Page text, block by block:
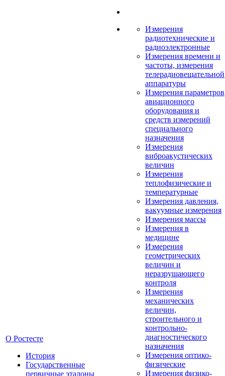
О Ростесте
История
Государственные
первичные эталоны
Измерения
радиотехнические и
радиоэлектронные
Измерения времени и
частоты, измерения
телерадиовещательной
аппаратуры
Измерения параметров
авиационного
оборудования и
средств измерений
специального
назначения
Измерения
виброакустических
величин
Измерения
теплофизические и
температурные
Измерения давления,
вакуумные измерения
Измерения массы
Измерения в
медицине
Измерения
геометрических
величин и
неразрушающего
контроля
Измерения
механических
величин,
строительного и
контрольно-
диагностического
назначения
Измерения оптико-
физические
Измерения физико-